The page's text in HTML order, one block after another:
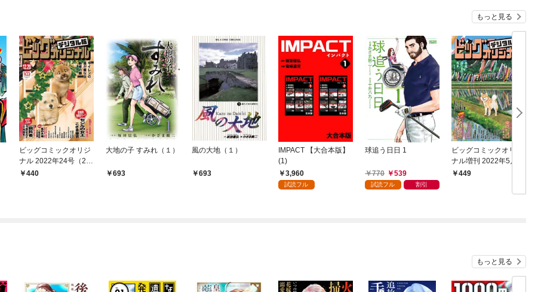
もっと見る
ビッグコミックオリジ
ナル 2022年24号（20
22年12月5日発売)
440
大地の子 すみれ（１）
693
風の大地（１）
693
IMPACT 【大合本版】
(1)
3,960
試読フル
球追う日日 1
770 539
試読フル 割引
ビッグコミックオリジ
ナル増刊 2022年5月増
刊号（2022年4月12日
449
もっと見る